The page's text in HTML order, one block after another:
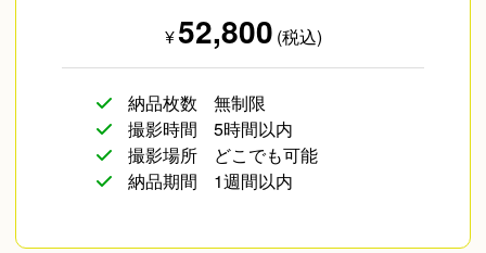
¥52,800 (税込)
納品枚数
無制限
撮影時間
5時間以内
撮影場所
どこでも可能
納品期間
1週間以内